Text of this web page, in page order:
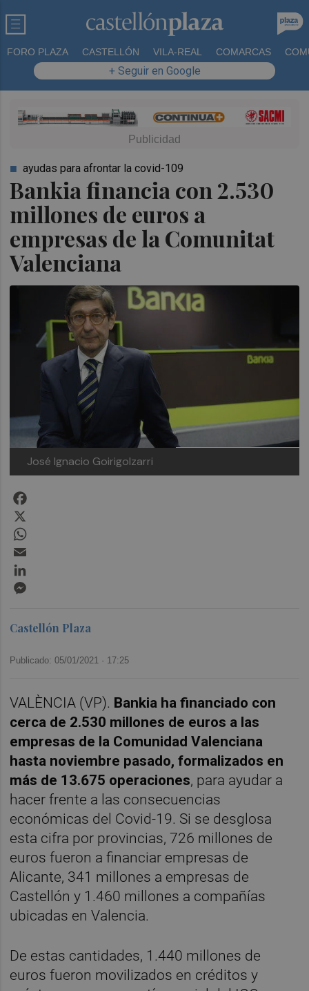
FORO PLAZA CASTELLÓN VILA-REAL COMARCAS
+ Seguir en Google
Bankia financia con 2.530
millones de euros a
empresas de la Comunitat
Valenciana
ayudas para afrontar la covid-109
José Ignacio Goirigolzarri
Castellón Plaza
Publicado: 05/01/2021 · 17:25
VALÈNCIA (VP). Bankia ha financiado con
cerca de 2.530 millones de euros a las
empresas de la Comunidad Valenciana
hasta noviembre pasado, formalizados en
más de 13.675 operaciones, para ayudar a
hacer frente a las consecuencias
económicas del Covid-19. Si se desglosa
esta cifra por provincias, 726 millones de
euros fueron a financiar empresas de
Alicante, 341 millones a empresas de
Castellón y 1.460 millones a compañías
ubicadas en Valencia.
De estas cantidades, 1.440 millones de
euros fueron movilizados en créditos y